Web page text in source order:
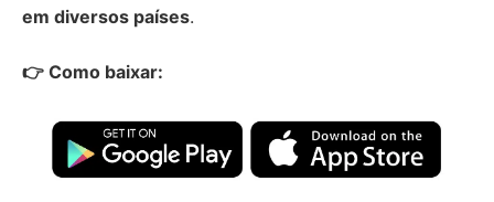
em diversos países.
👉 Como baixar: